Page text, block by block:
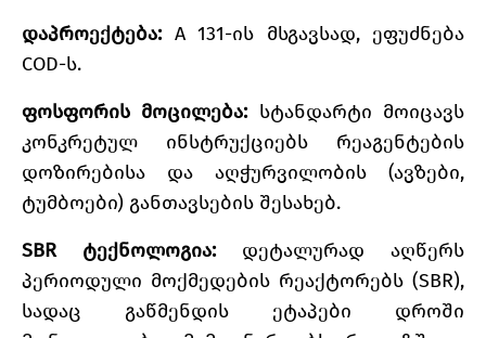
დაპროექტება:A 131-ის მსგავსად, ეფუძნება
COD-ს.
ფოსფორის მოცილება:სტანდარტი მოიცავს
კონკრეტულ ინსტრუქციებს რეაგენტების
დოზირებისა და აღჭურვილობის (ავზები,
ტუმბოები) განთავსების შესახებ.
SBR ტექნოლოგია:დეტალურად აღწერს
პერიოდული მოქმედების რეაქტორებს (SBR),
სადაც გაწმენდის ეტაპები დროში